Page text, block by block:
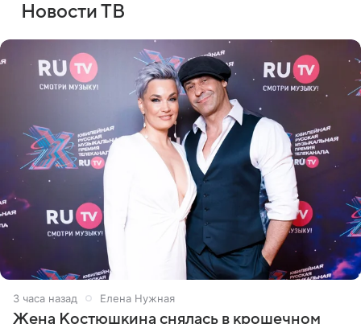
Новости ТВ
3 часа назад Елена Нужная
Жена Костюшкина снялась в крошечном